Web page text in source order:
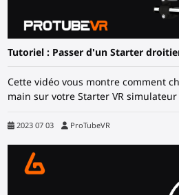
Tutoriel : Passer d'un Starter
Cette vidéo vous montre comment
main sur votre Starter VR
2023 07 03 ProTubeVR